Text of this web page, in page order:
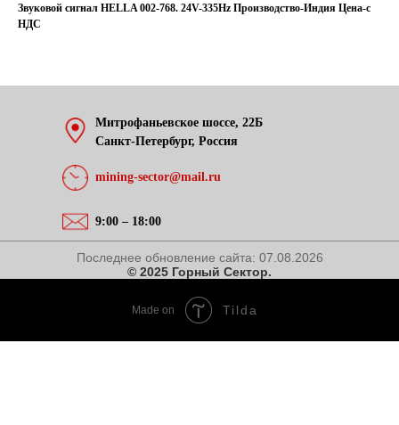
Звуковой сигнал HELLA 002-768. 24V-335Hz Производство-Индия Цена-с
НДС
Митрофаньевское шоссе, 22Б
Санкт-Петербург, Россия
mining-sector@mail.ru
9:00 – 18:00
Последнее обновление сайта: 07.08.2026
© 2025 Горный Сектор.
Made on Tilda